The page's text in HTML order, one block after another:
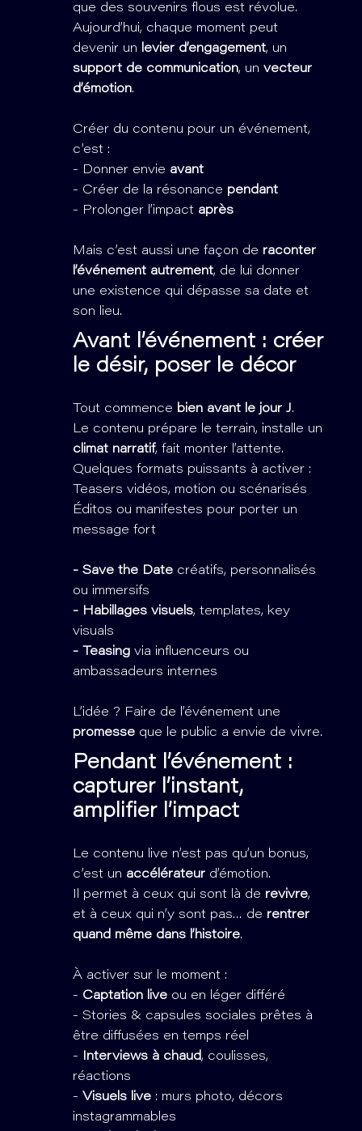
que des souvenirs flous est révolue.
Aujourd’hui, chaque moment peut
devenir un
levier d’engagement, un
support de communication, un vecteur
d’émotion.
Créer du contenu pour un événement,
c’est :
- Donner envie avant
- Créer de la résonance pendant
- Prolonger l’impact après
Mais c’est aussi une façon de raconter
l’événement autrement, de lui donner
une existence qui dépasse sa date et
son lieu.
Avant l’événement : créer
le désir, poser le décor
Tout commence bien avant le jour J.
Le contenu prépare le terrain, installe un
climat narratif, fait monter l’attente.
Quelques formats puissants à activer :
Teasers vidéos, motion ou scénarisés
Éditos ou manifestes pour porter un
message fort
- Save the Datecréatifs, personnalisés
ou immersifs
- Habillages visuels, templates, key
visuals
- Teasingvia influenceurs ou
ambassadeurs internes
L’idée ? Faire de l’événement une
promesseque le public a envie de vivre.
Pendant l’événement :
capturer l’instant,
amplifier l’impact
Le contenu live n’est pas qu’un bonus,
c’est un accélérateurd’émotion.
Il permet à ceux qui sont là de revivre,
et à ceux qui n’y sont pas… de rentrer
quand même dans l’histoire.
À activer sur le moment :
- Captation liveou en léger différé
- Stories & capsules sociales prêtes à
être diffusées en temps réel
-
Interviews à chaud, coulisses,
réactions
- Visuels live: murs photo, décors
instagrammables